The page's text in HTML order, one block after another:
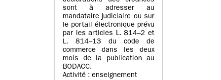
sont à adresser au
mandataire judiciaire ou sur
le portail électronique prévu
par les articles L. 814–2 et
L. 814–13 du code de
commerce dans les deux
mois de la publication au
BODACC.
Activité : enseignement